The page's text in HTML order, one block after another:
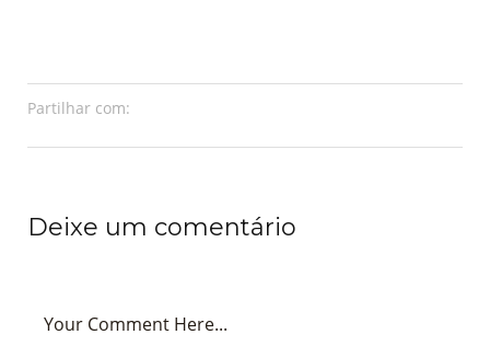
Partilhar com:
Deixe um comentário